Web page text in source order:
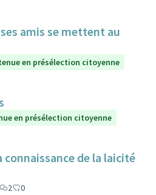
amis se mettent au
en présélection citoyenne
en présélection citoyenne
de la laicité
2
0